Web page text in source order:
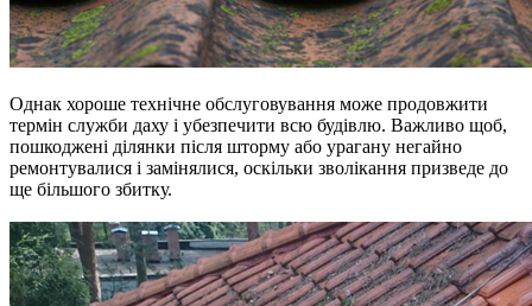
Однак хороше технічне обслуговування може продовжити
термін служби даху і убезпечити всю будівлю. Важливо щоб,
пошкоджені ділянки після шторму або урагану негайно
ремонтувалися і замінялися, оскільки зволікання призведе до
ще більшого збитку.